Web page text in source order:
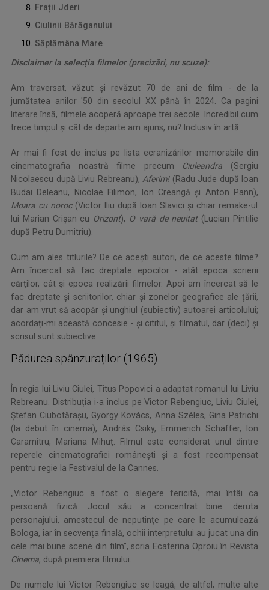
Frații Jderi
Ciulinii Bărăganului
Săptămâna Mare
Disclaimer la selecția filmelor (precizări, nu scuze):
Am traversat, văzut și revăzut 70 de ani de film - de la
jumătatea anilor '50 din secolul XX până în 2024. Ca pagini
literare însă, filmele acoperă aproape trei secole. Incredibil cum
trece timpul și cât de departe am ajuns, nu? Inclusiv în artă.
Ar mai fi fost de inclus pe lista ecranizărilor memorabile din
cinematografia noastră filme precum Ciuleandra (Sergiu
Nicolaescu după Liviu Rebreanu), Aferim!(Radu Jude după Ioan
Budai Deleanu, Nicolae Filimon, Ion Creangă și Anton Pann),
Moara cu noroc(Victor Iliu după Ioan Slavici și chiar remake-ul
lui Marian Crișan cu Orizont), O vară de neuitat (Lucian Pintilie
după Petru Dumitriu).
Cum am ales titlurile? De ce acești autori, de ce aceste filme?
Am încercat să fac dreptate epocilor - atât epoca scrierii
cărților, cât și epoca realizării filmelor. Apoi am încercat să le
fac dreptate și scriitorilor, chiar și zonelor geografice ale țării,
dar am vrut să acopăr și unghiul (subiectiv) autoarei articolului;
acordați-mi această concesie - și cititul, și filmatul, dar (deci) și
scrisul sunt subiective.
Pădurea spânzuraților (1965)
În regia lui Liviu Ciulei, Titus Popovici a adaptat romanul lui Liviu
Rebreanu. Distribuția i-a inclus pe Victor Rebengiuc, Liviu Ciulei,
Ștefan Ciubotărașu, György Kovács, Anna Széles, Gina Patrichi
(la debut în cinema), András Csiky, Emmerich Schäffer, Ion
Caramitru, Mariana Mihuț. Filmul este considerat unul dintre
reperele cinematografiei românești și a fost recompensat
pentru regie la Festivalul de la Cannes.
„Victor Rebengiuc a fost o alegere fericită, mai întâi ca
persoană fizică. Jocul său a concentrat bine: deruta
personajului, amestecul de neputințe pe care le acumulează
Bologa, iar în secvența finală, ochii interpretului au jucat una din
cele mai bune scene din film”, scria Ecaterina Oproiu în Revista
Cinema, după premiera filmului.
De numele lui Victor Rebengiuc se leagă, de altfel, multe alte